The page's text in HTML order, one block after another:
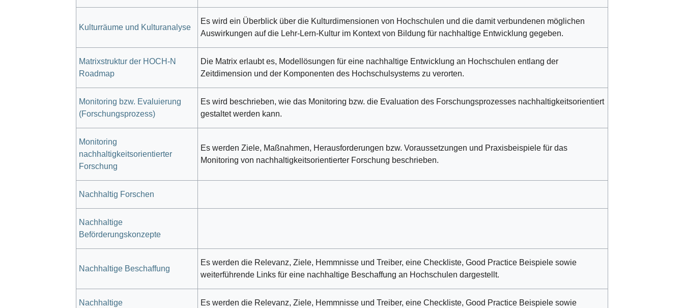
Kulturräume und Kulturanalyse
Es wird ein Überblick über die Kulturdimensionen von Hochschulen und die damit verbundenen möglichen
Auswirkungen auf die Lehr-Lern-Kultur im Kontext von Bildung für nachhaltige Entwicklung gegeben.
Matrixstruktur der HOCH-N
Roadmap
Die Matrix erlaubt es, Modellösungen für eine nachhaltige Entwicklung an Hochschulen entlang der
Zeitdimension und der Komponenten des Hochschulsystems zu verorten.
Monitoring bzw. Evaluierung
(Forschungsprozess)
Es wird beschrieben, wie das Monitoring bzw. die Evaluation des Forschungsprozesses nachhaltigkeitsorientiert
gestaltet werden kann.
Monitoring
nachhaltigkeitsorientierter
Forschung
Es werden Ziele, Maßnahmen, Herausforderungen bzw. Voraussetzungen und Praxisbeispiele für das
Monitoring von nachhaltigkeitsorientierter Forschung beschrieben.
Nachhaltig Forschen
Nachhaltige
Beförderungskonzepte
Nachhaltige Beschaffung
Es werden die Relevanz, Ziele, Hemmnisse und Treiber, eine Checkliste, Good Practice Beispiele sowie
weiterführende Links für eine nachhaltige Beschaffung an Hochschulen dargestellt.
Nachhaltige
Es werden die Relevanz, Ziele, Hemmnisse und Treiber, eine Checkliste, Good Practice Beispiele sowie